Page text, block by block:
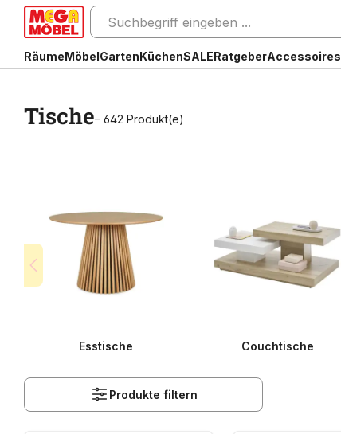
RäumeMöbelGartenKüchenSALERatgeberAccessoires
Tische– 642 Produkt(e)
Esstische Couchtische
Produkte filtern